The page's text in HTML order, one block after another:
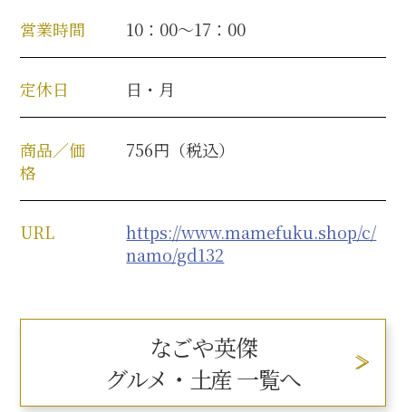
名古屋＜家康＞観光モデルコース
前田利家と名古屋の関係
利家関連 史跡 一覧
加藤清正と名古屋の関係
清正関連 史跡 一覧
名古屋＜清正＞観光モデルコース
営業時間 10：00～17：00
定休日 日・月
商品／価
格
756円（税込）
URL
https://www.mamefuku.shop/c/
namo/gd132
なごや英傑
グルメ・土産 一覧へ